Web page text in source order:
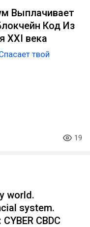
Выплачивает
Код Из
XXI века
твой
19
world.
system.
CBDC